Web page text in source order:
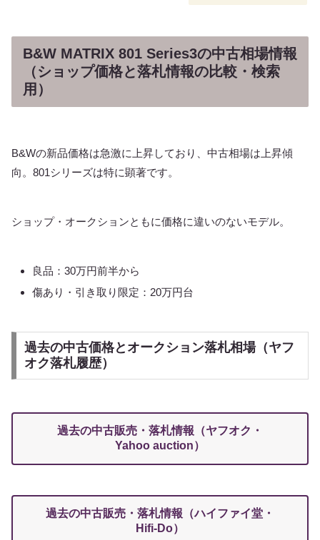
B&W MATRIX 801 Series3の中古相場情報
（ショップ価格と落札情報の比較・検索
用）
B&Wの新品価格は急激に上昇しており、中古相場は上昇傾
向。801シリーズは特に顕著です。
ショップ・オークションともに価格に違いのないモデル。
良品：30万円前半から
傷あり・引き取り限定：20万円台
過去の中古価格とオークション落札相場（ヤフ
オク落札履歴）
過去の中古販売・落札情報（ヤフオク・
Yahoo auction）
過去の中古販売・落札情報（ハイファイ堂・
Hifi-Do）